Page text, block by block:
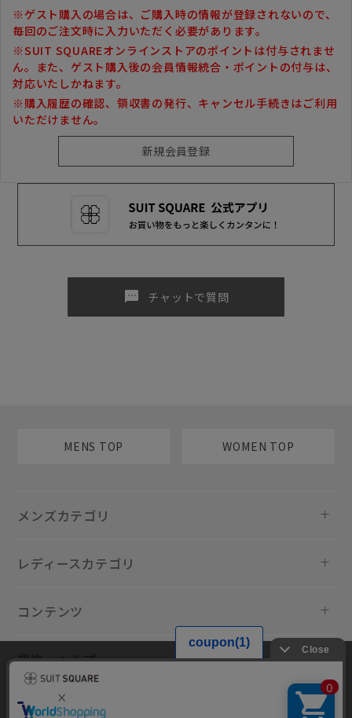
※ゲスト購入の場合は、ご購入時の情報が登録されないので、
毎回のご注文時に入力いただく必要があります。
※SUIT SQUAREオンラインストアのポイントは付与されませ
ん。また、ゲスト購入後の会員情報統合・ポイントの付与は、
対応いたしかねます。
※購入履歴の確認、領収書の発行、キャンセル手続きはご利用
いただけません。
sms チャットで質問
MENS TOP WOMEN TOP
メンズカテゴリ
レディースカテゴリ
コンテンツ
規約・ヘルプ
当サイトでは利用体験の向上およびコンテンツの最適な提供、トラフィ
ックの分析を目的としてCookieを使用しています。サイトの閲覧を継続